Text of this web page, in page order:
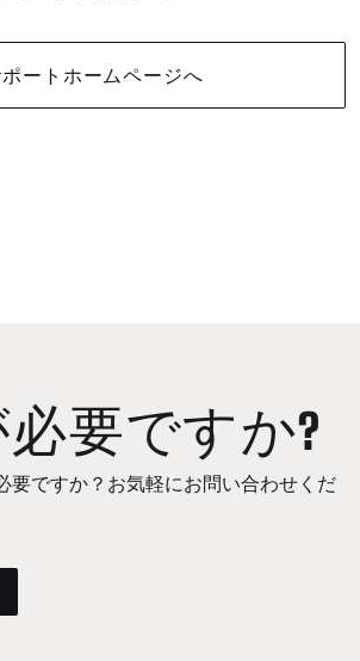
ートホームページへ
要ですか?
要ですか？お気軽にお問い合わせくだ